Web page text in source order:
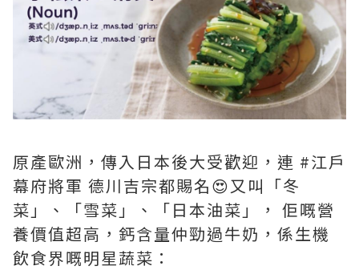
原產歐洲，傳入日本後大受歡迎，連 #江戶
幕府將軍 德川吉宗都賜名😍又叫「冬
菜」、「雪菜」、「日本油菜」， 佢嘅營
養價值超高，鈣含量仲勁過牛奶，係生機
飲食界嘅明星蔬菜：